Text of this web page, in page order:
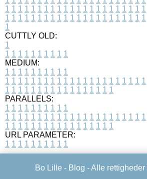
1 1 1 1 1 1 1 1 1 1 1 1 1 1 1 1 1 1 1 1 1 1
1 1 1 1 1 1 1 1 1 1 1 1 1 1 1 1 1 1 1 1 1 1
1
CUTTLY OLD:
1
1 1 1 1 1 1 1 1 1 1
MEDIUM:
1 1 1 1 1 1 1 1 1 1
1 1 1 1 1 1 1 1 1 1 1 1 1 1 1 1 1 1 1 1 1 1
1 1 1 1 1 1 1 1 1 1 1 1 1 1 1 1 1
PARALLELS:
1 1 1 1 1 1 1 1 1 1
1 1 1 1 1 1 1 1 1 1 1 1 1 1 1 1 1 1 1 1 1 1
1 1 1 1 1 1 1 1 1 1 1 1 1 1 1 1 1
URL PARAMETER:
1 1 1 1 1 1 1 1 1 1
Bo Lille - Blog - Alle